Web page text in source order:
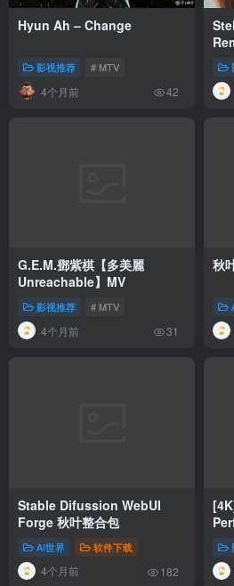
Hyun Ah – Change
影视推荐 # MTV
4个月前 42
G.E.M.鄧紫棋【多美麗
Unreachable】MV
影视推荐 # MTV
4个月前 31
秋
Stable Difussion WebUI
Forge 秋叶整合包
AI世界 软件下载
4个月前 182